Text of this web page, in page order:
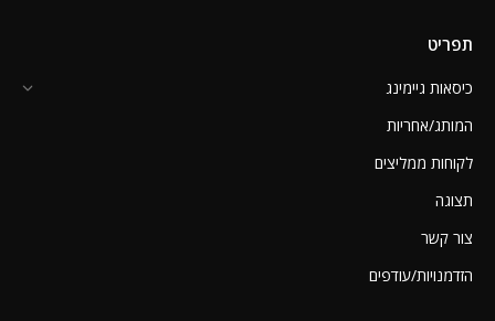
תפריט
כיסאות גיימינג
המותג/אחריות
לקוחות ממליצים
תצוגה
צור קשר
הזדמנויות/עודפים